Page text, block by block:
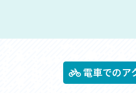
アクセス電車でのア